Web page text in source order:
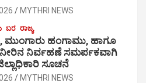
MYTHRI NEWS
ಬರ ರಾಜ್ಯ
ಮುಂಗಾರು ಹಂಗಾಮು, ಹಾಗೂ
ನಿರ್ವಹಣೆ ಸಮರ್ಪಕವಾಗಿ
ಸೂಚನೆ
MYTHRI NEWS